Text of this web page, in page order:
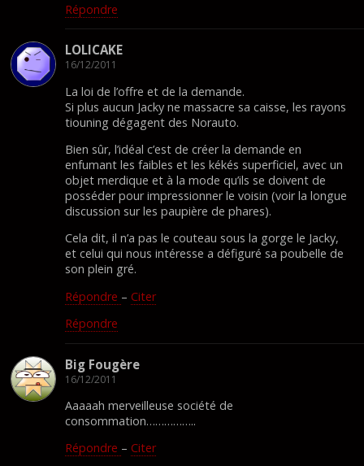
Répondre
LOLICAKE
16/12/2011
La loi de l’offre et de la demande.
Si plus aucun Jacky ne massacre sa caisse, les rayons
tiouning dégagent des Norauto.
Bien sûr, l’idéal c’est de créer la demande en
enfumant les faibles et les kékés superficiel, avec un
objet merdique et à la mode qu’ils se doivent de
posséder pour impressionner le voisin (voir la longue
discussion sur les paupière de phares).
Cela dit, il n’a pas le couteau sous la gorge le Jacky,
et celui qui nous intéresse a défiguré sa poubelle de
son plein gré.
Répondre – Citer
Répondre
Big Fougère
16/12/2011
Aaaaah merveilleuse société de
consommation……………..
Répondre – Citer